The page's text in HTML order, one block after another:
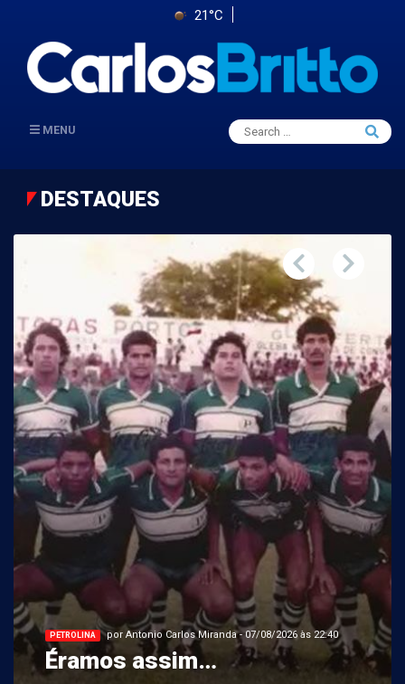
21°C
MENU
Search
for:
Search
DESTAQUES
PETROLINA por Antonio Carlos Miranda - 07/08/2026 às 22:40
Éramos assim…